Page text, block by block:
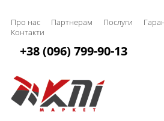
Про нас Партнерам Послуги
Контакти
+38 (096) 799-90-13